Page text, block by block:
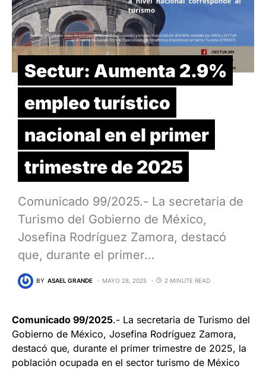
Sectur: Aumenta 2.9%
empleo turístico
nacional en el primer
trimestre de 2025
Comunicado 99/2025.- La secretaria de
Turismo del Gobierno de México,
Josefina Rodríguez Zamora, destacó
que, durante el primer…
BY ASAEL GRANDE MAYO 28, 2025 2 MINUTE READ
Comunicado 99/2025.- La secretaria de Turismo del
Gobierno de México, Josefina Rodríguez Zamora,
destacó que, durante el primer trimestre de 2025, la
población ocupada en el sector turismo de México